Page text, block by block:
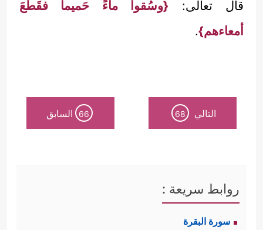
قال تعالى: {وسُقوا ماءً حَميماً فقَطَّعَ
أمعاءهم}.
التالي 68
66 السابق
روابط سريعة :
سورة البقرة